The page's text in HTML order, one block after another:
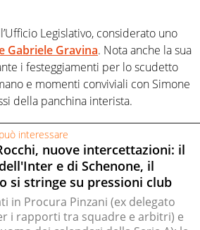
Legislativo, considerato uno
Gabriele Gravina. Nota anche la sua
i festeggiamenti per lo scudetto
e momenti conviviali con Simone
della panchina interista.
interessare
nuove intercettazioni: il
e di Schenone, il
si stringe su pressioni club
in Procura Pinzani (ex delegato
i rapporti tra squadre e arbitri) e